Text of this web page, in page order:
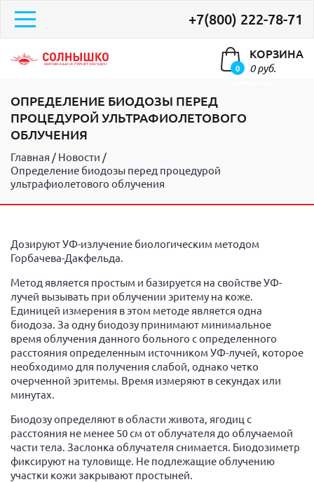
+7(800) 222-78-71
0
КОРЗИНА
0 руб.
ОПРЕДЕЛЕНИЕ БИОДОЗЫ ПЕРЕД
ПРОЦЕДУРОЙ УЛЬТРАФИОЛЕТОВОГО
ОБЛУЧЕНИЯ
Главная
Новости
Определение биодозы перед процедурой
ультрафиолетового облучения
Дозируют УФ-излучение биологическим методом
Горбачева-Дакфельда.
Метод является простым и базируется на свойстве УФ-
лучей вызывать при облучении эритему на коже.
Единицей измерения в этом методе является одна
биодоза. За одну биодозу принимают минимальное
время облучения данного больного с определенного
расстояния определенным источником УФ-лучей, которое
необходимо для получения слабой, однако четко
очерченной эритемы. Время измеряют в секундах или
минутах.
Биодозу определяют в области живота, ягодиц с
расстояния не менее 50 см от облучателя до облучаемой
части тела. Заслонка облучателя снимается. Биодозиметр
фиксируют на туловище. Не подлежащие облучению
участки кожи закрывают простыней.